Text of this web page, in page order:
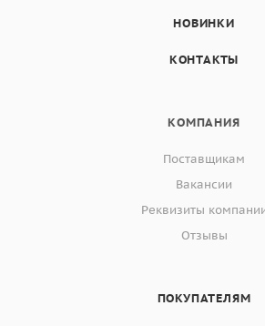
НОВИНКИ
КОНТАКТЫ
КОМПАНИЯ
Поставщикам
Вакансии
Реквизиты
Отзывы
ПОКУПАТЕЛЯМ